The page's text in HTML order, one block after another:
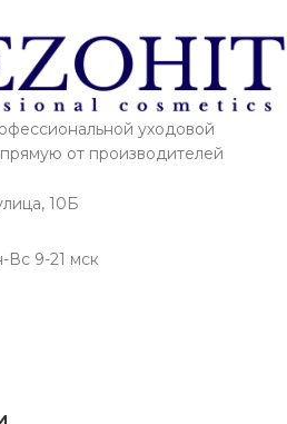
уходовой
от производителей
10Б
Вс 9-21 мск